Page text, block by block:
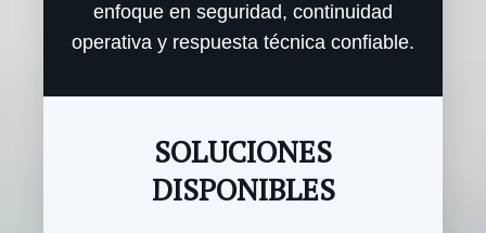
enfoque en seguridad, continuidad
operativa y respuesta técnica confiable.
SOLUCIONES
DISPONIBLES